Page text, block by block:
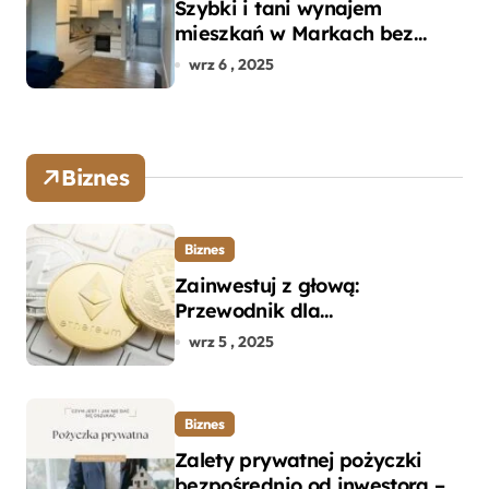
Szybki i tani wynajem
mieszkań w Markach bez
pośredników
wrz 6 , 2025
Biznes
Biznes
Zainwestuj z głową:
Przewodnik dla
początkujących w zakupie
wrz 5 , 2025
Biznes
Zalety prywatnej pożyczki